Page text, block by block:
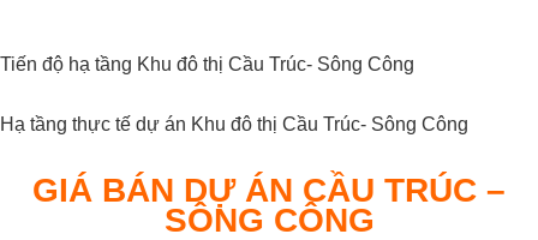
Tiến độ hạ tầng Khu đô thị Cầu Trúc- Sông Công
Hạ tầng thực tế dự án Khu đô thị Cầu Trúc- Sông Công
GIÁ BÁN DỰ ÁN CẦU TRÚC –
SÔNG CÔNG